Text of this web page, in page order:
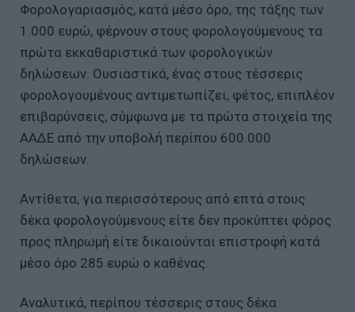
Φορολογαριασμός, κατά μέσο όρο, της τάξης των
1.000 ευρώ, φέρνουν στους φορολογούμενους τα
πρώτα εκκαθαριστικά των φορολογικών
δηλώσεων. Ουσιαστικά, ένας στους τέσσερις
φορολογουμένους αντιμετωπίζει, φέτος, επιπλέον
επιβαρύνσεις, σύμφωνα με τα πρώτα στοιχεία της
ΑΑΔΕ από την υποβολή περίπου 600.000
δηλώσεων.
Αντίθετα, για περισσότερους από επτά στους
δέκα φορολογούμενους είτε δεν προκύπτει φόρος
προς πληρωμή είτε δικαιούνται επιστροφή κατά
μέσο όρο 285 ευρώ ο καθένας.
Αναλυτικά, περίπου τέσσερις στους δέκα